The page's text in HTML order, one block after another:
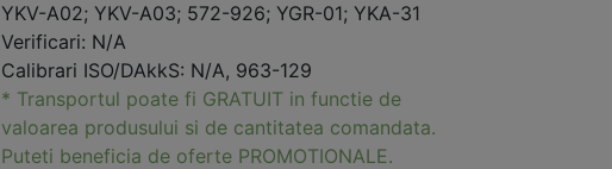
YKV-A02; YKV-A03; 572-926; YGR-01; YKA-31
Verificari: N/A
Calibrari ISO/DAkkS: N/A, 963-129
* Transportul poate fi GRATUIT in functie de
valoarea produsului si de cantitatea comandata.
Puteti beneficia de oferte PROMOTIONALE.